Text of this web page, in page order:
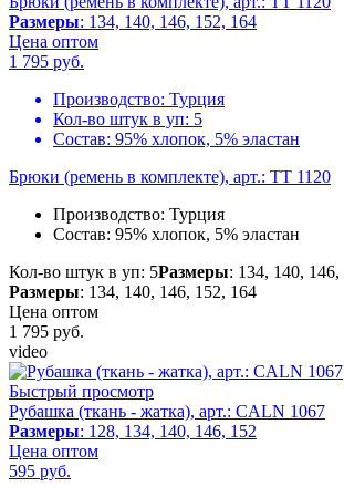
Размеры: 134, 140, 146, 152, 164
Цена оптом
1 795 руб.
Производство: Турция
Кол-во штук в уп: 5
Состав: 95% хлопок, 5% эластан
Брюки (ремень в комплекте), арт.: TT 1120
Производство: Турция
Состав: 95% хлопок, 5% эластан
Кол-во штук в уп: 5Размеры: 134, 140,
Размеры: 134, 140, 146, 152, 164
Цена оптом
1 795 руб.
video
Быстрый просмотр
Рубашка (ткань - жатка), арт.: CALN 1067
Размеры: 128, 134, 140, 146, 152
Цена оптом
595 руб.